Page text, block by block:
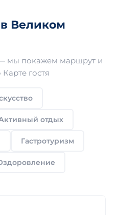
Великом
мы покажем маршрут и
гостя
отдых
Гастротуризм